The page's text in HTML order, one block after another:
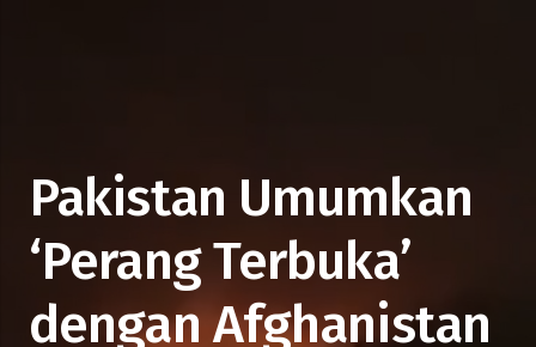
Pakistan Umumkan
‘Perang Terbuka’
dengan Afghanistan